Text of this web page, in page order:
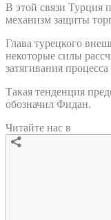
В этой связи Турция
механизм защиты
Глава турецкого
некоторые силы
затягивания
Такая тенденция
обозначил Фидан.
Читайте нас в